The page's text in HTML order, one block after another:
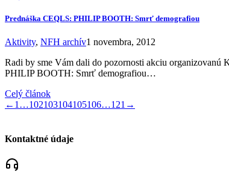
Prednáška CEQLS: PHILIP BOOTH: Smrť demografiou
Aktivity, NFH archív1 novembra, 2012
Radi by sme Vám dali do pozornosti akciu organizovanú
PHILIP BOOTH: Smrť demografiou…
Celý článok
← 1 …102103104105106…121 →
Kontaktné údaje